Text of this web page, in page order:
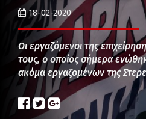
18-02-2020
Οι εργαζόμενοι της
τους, ο οποίος σήμερα
ακόμα εργαζομένων της